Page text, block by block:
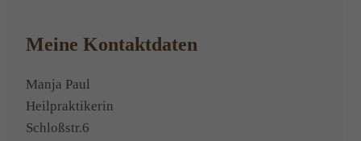
Meine Kontaktdaten
Manja Paul
Heilpraktikerin
Schloßstr.6